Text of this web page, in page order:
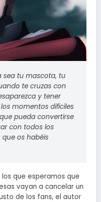
sea tu mascota, tu
te cruzas con
y tener
momentos difíciles
pueda convertirse
con todos los
os habéis
que esperamos que
vayan a cancelar un
de los fans, el autor